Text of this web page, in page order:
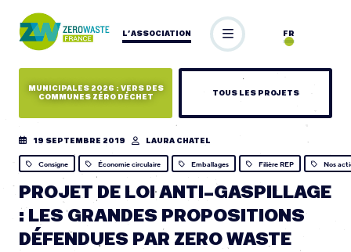
L’ASSOCIATION FR
MUNICIPALES 2026 : VERS DES
COMMUNES ZÉRO DÉCHET
TOUS LES PROJETS
19 SEPTEMBRE 2019 LAURA CHATEL
Consigne Économie circulaire Emballages Filière REP Nos
PROJET DE LOI ANTI-GASPILLAGE
: LES GRANDES PROPOSITIONS
DÉFENDUES PAR ZERO WASTE